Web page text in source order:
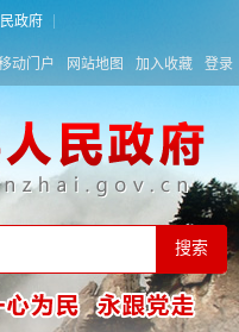
政府
动门户 网站地图 加入收藏 登录